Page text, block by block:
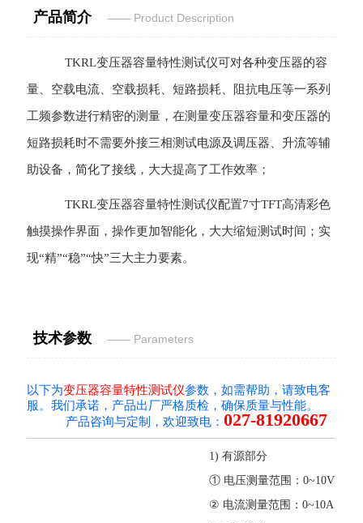
产品简介 —— Product Description
TKRL变压器容量特性测试仪可对各种变压器的容
量、空载电流、空载损耗、短路损耗、阻抗电压等一系列
工频参数进行精密的测量，在测量变压器容量和变压器的
短路损耗时不需要外接三相测试电源及调压器、升流等辅
助设备，简化了接线，大大提高了工作效率；
TKRL变压器容量特性测试仪配置7寸TFT高清彩色
触摸操作界面，操作更加智能化，大大缩短测试时间；实
现“精”“稳”“快”三大主力要素。
技术参数 —— Parameters
以下为变压器容量特性测试仪参数，如需帮助，请致电客
服。我们承诺，产品出厂严格质检，确保质量与性能。
产品咨询与定制，欢迎致电： 027-81920667
1) 有源部分
① 电压测量范围：0~10V
② 电流测量范围：0~10A